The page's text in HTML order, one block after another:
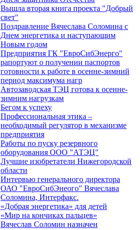
Вышла вторая книга проекта "Добрый
свет"
Поздравление Вячеслава Соломина с
Днем энергетика и наступающим
Новым годом
Предприятия ГК "ЕвроСибЭнерго"
рапортуют о получении паспортов
готовности к работе в осенне-зимний
период максимума нагр
Автозаводская ТЭЦ готова к осенне-
зимним нагрузкам
Бегом к успеху
Профессиональная этика –
необходимый регулятор в механизме
предприятия
Работы по пуску резервного
оборудования ООО "АТЭЦ"
Лучшие изобретатели Нижегородской
области
Интервью генерального директора
ОАО "ЕвроСибЭнеого" Вячеслава
Соломина, Интерфакс.
«Добрая энергетика» для детей
«Мир на кончиках пальцев»
Вячеслав Соломин назначен